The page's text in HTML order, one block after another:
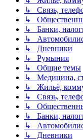
↳ Связь,
↳
↳ Банки,
↳
↳ Дневники
↳ Румыния
↳ Общие темы
↳ Медицина,
↳ Жильё,
↳ Связь,
↳
↳ Банки,
↳
↳ Дневники